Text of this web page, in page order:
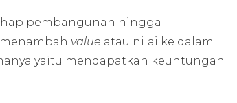
pembangunan hingga
value atau nilai ke dalam
yaitu mendapatkan keuntungan